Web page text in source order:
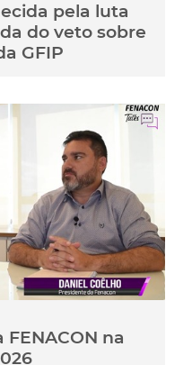
pela luta
do veto sobre
GFIP
na